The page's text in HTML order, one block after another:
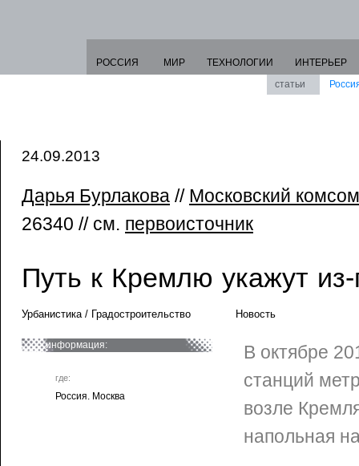
РОССИЯ МИР ТЕХНОЛОГИИ
ИНТЕРЬЕР
статьи
24.09.2013
Дарья Бурлакова // Московский
26340 // см. первоисточник
Путь к Кремлю укажут
Урбанистика / Градостроительство Новость
информация:
где:
Россия. Москва
В октябре
станций
возле
напольная